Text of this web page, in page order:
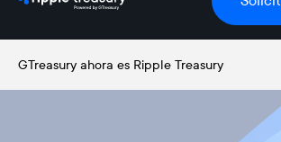
GTreasury ahora es Ripple Treasury